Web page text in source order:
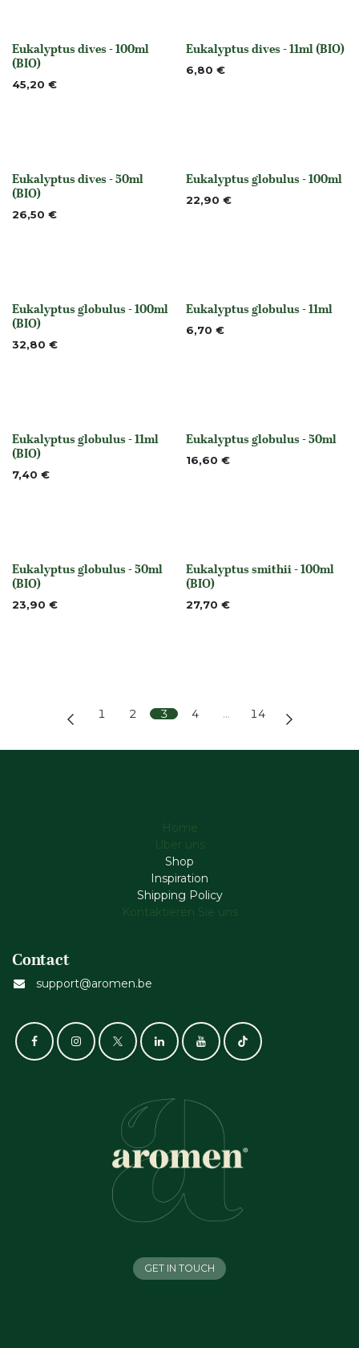
None
Eukalyptus dives - 100ml
(BIO)
45,20 €
None
Eukalyptus dives - 11ml (BIO)
6,80 €
None
Eukalyptus dives - 50ml
(BIO)
26,50 €
None
Eukalyptus globulus - 100ml
22,90 €
None
Eukalyptus globulus - 100ml
(BIO)
32,80 €
None
Eukalyptus globulus - 11ml
6,70 €
None
Eukalyptus globulus - 11ml
(BIO)
7,40 €
None
Eukalyptus globulus - 50ml
16,60 €
None
Eukalyptus globulus - 50ml
(BIO)
23,90 €
None
Eukalyptus smithii - 100ml
(BIO)
27,70 €
1 2 3 4 … 14
Home
Über uns
Shop
Inspiration
Shipping Policy
Kontaktieren Sie uns
Contact
support@aromen.be
GET IN TOUCH